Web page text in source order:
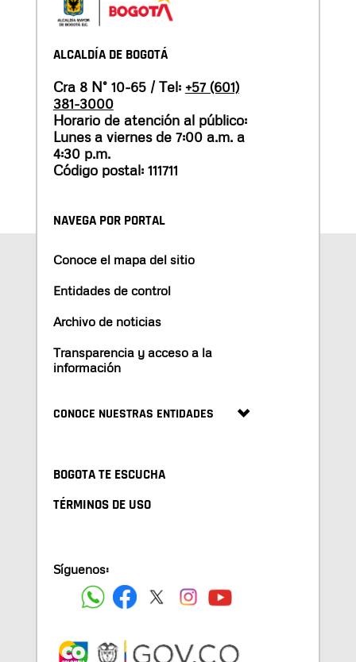
ALCALDÍA DE BOGOTÁ
Cra 8 N° 10-65 / Tel: +57 (601)
381-3000
Horario de atención al público:
Lunes a viernes de 7:00 a.m. a
4:30 p.m.
Código postal: 111711
NAVEGA POR PORTAL
Conoce el mapa del sitio
Entidades de control
Archivo de noticias
Transparencia y acceso a la
información
CONOCE NUESTRAS ENTIDADES
BOGOTA TE ESCUCHA
TÉRMINOS DE USO
Síguenos: